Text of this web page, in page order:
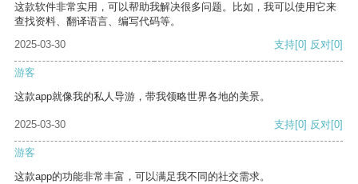
这款软件非常实用，可以帮助我解决很多问题。比如，我可以使用它来
查找资料、翻译语言、编写代码等。
2025-03-30
支持[0] 反对[0]
游客
这款app就像我的私人导游，带我领略世界各地的美景。
2025-03-30 支持[0] 反对[0]
游客
这款app的功能非常丰富，可以满足我不同的社交需求。